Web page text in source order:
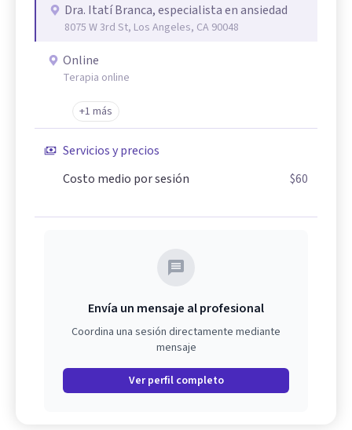
Dra. Itatí Branca, especialista en ansiedad
8075 W 3rd St, Los Angeles, CA 90048
Online
Terapia online
+1 más
Servicios y precios
Costo medio por sesión
$60
Envía un mensaje al profesional
Coordina una sesión directamente mediante
mensaje
Ver perfil completo